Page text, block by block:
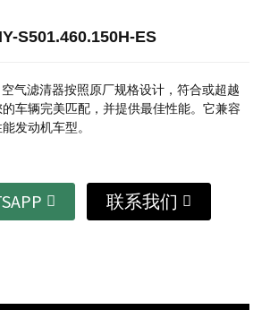
S501.460.150H-ES
空气滤清器按照原厂规格设计，符合或超越
车辆完美匹配，并提供最佳性能。它兼容
发动机车型。
联系我们